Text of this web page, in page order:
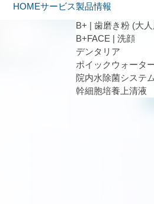
HOMEサービス製品情報
B+ | 歯磨き粉 (大
B+FACE | 洗顔
デンタリア
ポイックウォータ
院内水除菌システム
幹細胞培養上清液